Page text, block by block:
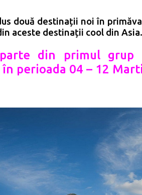
două destinații noi în
aceste destinații cool din Asia.
din primul grup
în perioada 04 – 12